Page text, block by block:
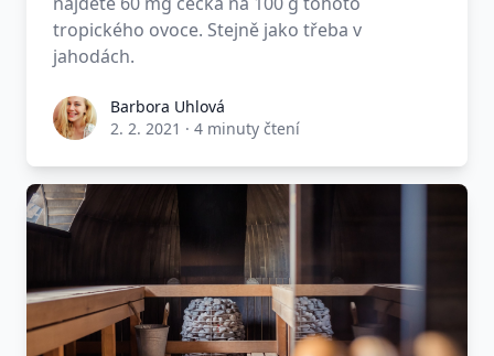
tropického ovoce. Stejně jako třeba v
jahodách.
Barbora Uhlová
2. 2. 2021 · 4 minuty čtení